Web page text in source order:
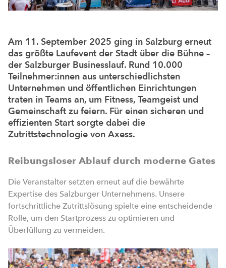
Am 11. September 2025 ging in Salzburg erneut
das größte Laufevent der Stadt über die Bühne –
der Salzburger Businesslauf. Rund 10.000
Teilnehmer:innen aus unterschiedlichsten
Unternehmen und öffentlichen Einrichtungen
traten in Teams an, um Fitness, Teamgeist und
Gemeinschaft zu feiern. Für einen sicheren und
effizienten Start sorgte dabei die
Zutrittstechnologie von Axess.
Reibungsloser Ablauf durch moderne Gates
Die Veranstalter setzten erneut auf die bewährte
Expertise des Salzburger Unternehmens. Unsere
fortschrittliche Zutrittslösung spielte eine entscheidende
Rolle, um den Startprozess zu optimieren und
Überfüllung zu vermeiden.